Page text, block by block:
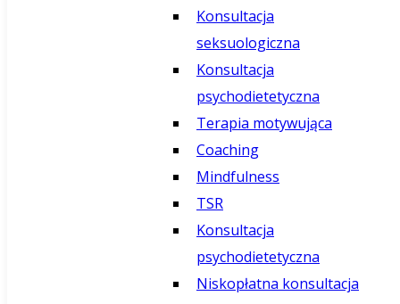
Konsultacja
seksuologiczna
Konsultacja
psychodietetyczna
Terapia motywująca
Coaching
Mindfulness
TSR
Konsultacja
psychodietetyczna
Niskopłatna konsultacja